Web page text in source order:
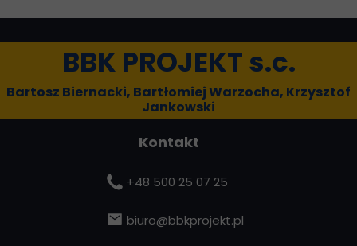
Kontakt
biuro@bbkprojekt.pl
+48 500 25 07 25
Bartosz Biernacki, Bartłomiej Warzocha, Krzysztof
Jankowski
BBK PROJEKT s.c.